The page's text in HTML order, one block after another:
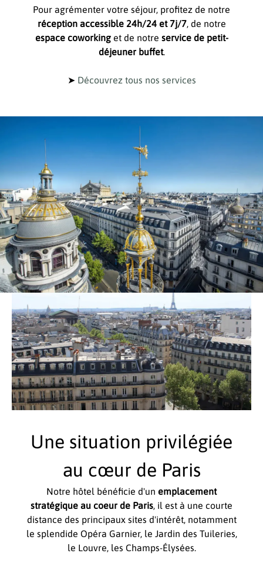
Pour agrémenter votre séjour, profitez de notre
réception accessible 24h/24 et 7j/7, de notre
espace coworkinget de notre service de petit-
déjeuner buffet.
➤ Découvrez tous nos services
Une situation privilégiée
au cœur de Paris
Notre hôtel bénéficie d'un emplacement
stratégique au coeur de Paris, il est à une courte
distance des principaux sites d'intérêt, notamment
le splendide Opéra Garnier, le Jardin des Tuileries,
le Louvre, les Champs-Élysées.